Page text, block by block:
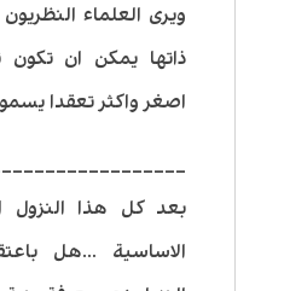
ويرى العلماء النظريون
ذاتها يمكن ان
اصغر واكثر تعقدا
بعد كل هذا النزول
الاساسية …هل